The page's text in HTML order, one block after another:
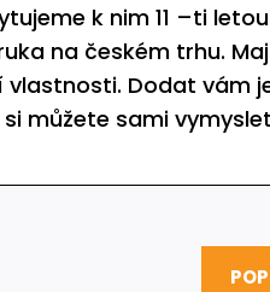
k nim 11 –ti letou
na českém trhu.
Dodat vám
můžete sami